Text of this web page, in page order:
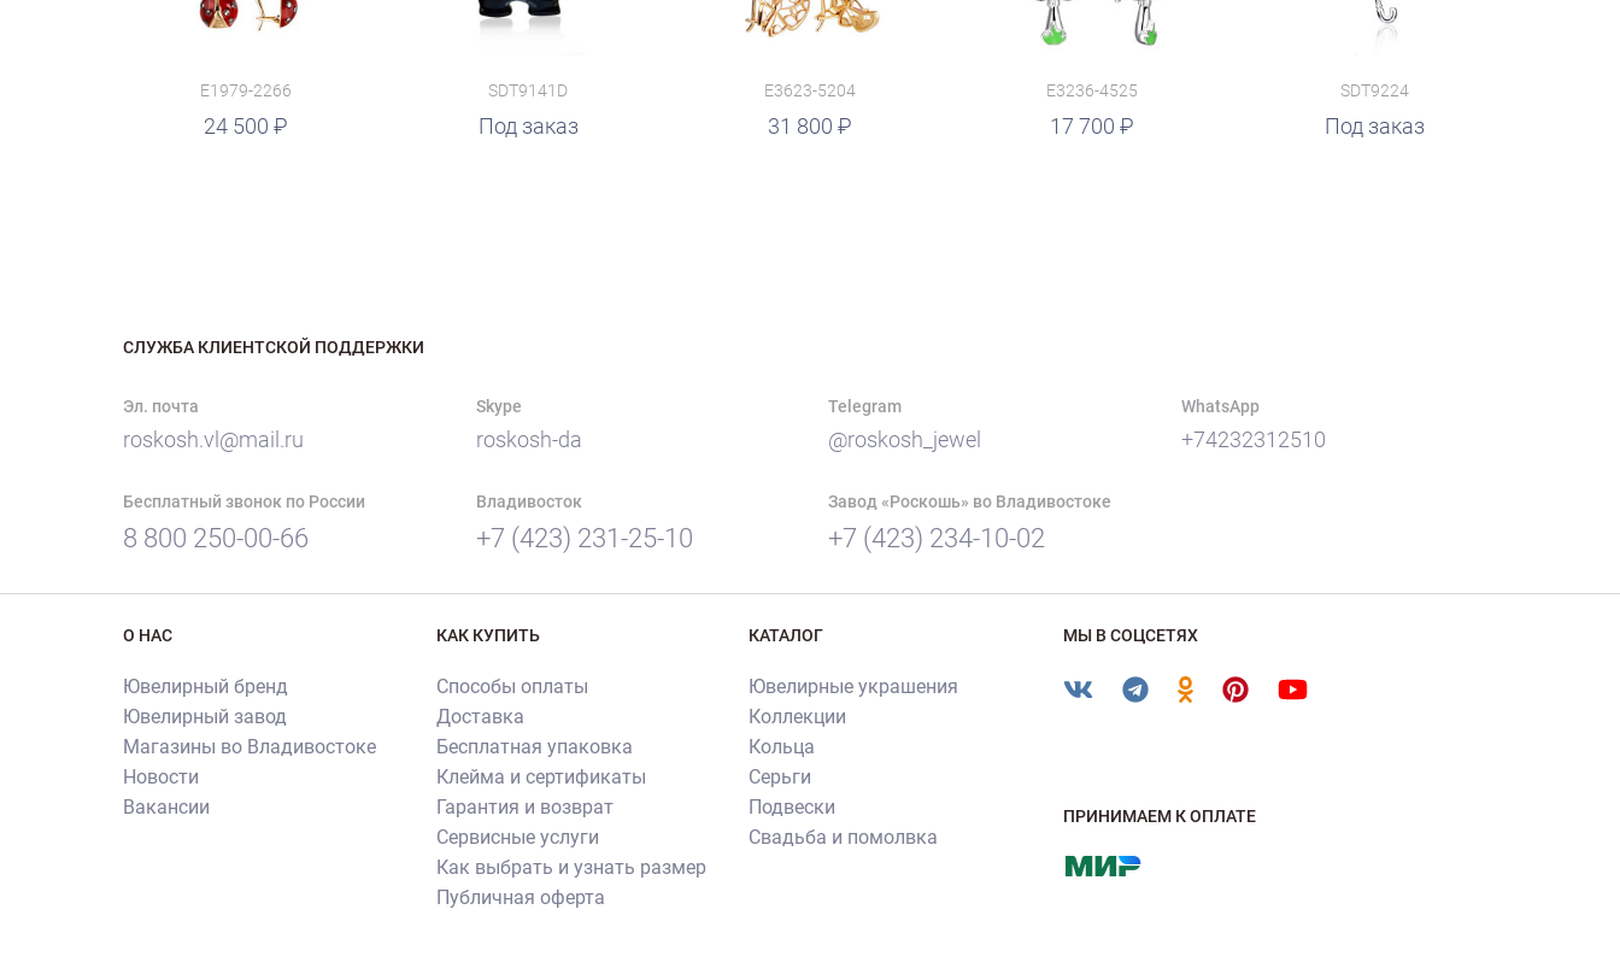
E1979-2266
24 500
SDT9141D
Под заказ
E3623-5204
31 800
руб.
E3236-4525
17 700
руб.
SDT9224
Под заказ
СЛУЖБА КЛИЕНТСКОЙ ПОДДЕРЖКИ
Эл. почта
roskosh.vl@mail.ru
Skype
roskosh-da
Telegram
@roskosh_jewel
WhatsApp
+74232312510
Бесплатный звонок по России
8 800 250-00-66
Владивосток
+7 (423) 231-25-10
Завод «Роскошь» во Владивостоке
+7 (423) 234-10-02
О НАС
Ювелирный бренд
Ювелирный завод
Магазины во Владивостоке
Новости
Вакансии
КАК КУПИТЬ
Способы оплаты
Доставка
Бесплатная упаковка
Клейма и сертификаты
Гарантия и возврат
Сервисные услуги
Как выбрать и узнать размер
Публичная оферта
КАТАЛОГ
Ювелирные украшения
Коллекции
Кольца
Серьги
Подвески
Свадьба и помолвка
МЫ В СОЦСЕТЯХ
ПРИНИМАЕМ К ОПЛАТЕ